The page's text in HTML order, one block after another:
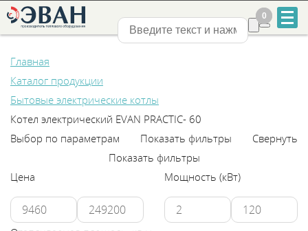
+7
831
2-
Нижний Новгород
0
0
Главная
Каталог продукции
Бытовые электрические котлы
Котел электрический EVAN PRACTIC- 60
Выбор по параметрам
Показать фильтры
Свернуть
Показать фильтры
Цена
Мощность (кВт)